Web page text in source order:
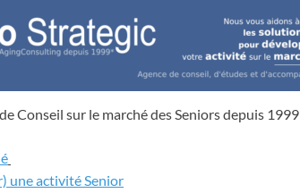
Conseil sur le marché des Seniors depuis 1999
une activité Senior